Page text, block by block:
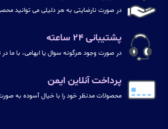
در صورت نارضایتی به هر دلیلی می توانید
پشتیبانی ۲۴ ساعته
در صورت وجود هرگونه سوال یا ابهامی، با ما
پرداخت آنلاین ایمن
محصولات مدنظر خود را با خیال آسوده به